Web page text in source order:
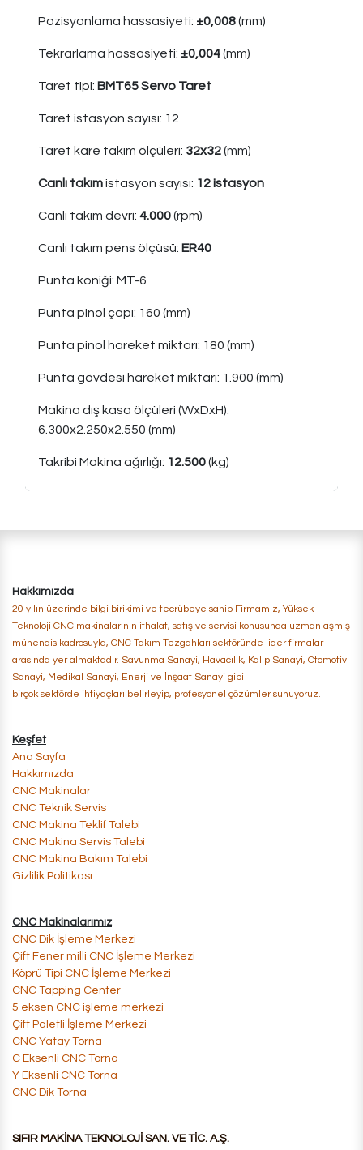
Pozisyonlama hassasiyeti: ±0,008(mm)
Tekrarlama hassasiyeti: ±0,004(mm)
Taret tipi: BMT65 Servo Taret
Taret istasyon sayısı: 12
Taret kare takım ölçüleri: 32x32(mm)
Canlı takımistasyon sayısı: 12 istasyon
Canlı takım devri: 4.000(rpm)
Canlı takım pens ölçüsü: ER40
Punta koniği: MT-6
Punta pinol çapı: 160 (mm)
Punta pinol hareket miktarı: 180 (mm)
Punta gövdesi hareket miktarı: 1.900 (mm)
Makina dış kasa ölçüleri (WxDxH):
6.300x2.250x2.550 (mm)
Takribi Makina ağırlığı: 12.500(kg)
​Hakkımızda
20 yılın üzerinde bilgi birikimi ve tecrübeye sahip Firmamız, Yüksek
Teknoloji CNC makinalarının ithalat, satış ve servisi konusunda uzmanlaşmış
mühendis kadrosuyla, CNC Takım Tezgahları sektöründe lider firmalar
arasında yer almaktadır. Savunma Sanayi, Havacılık, Kalıp Sanayi, Otomotiv
Sanayi, Medikal Sanayi, Enerji ​ve İnşaat Sanayi gibi
birçok sektörde ihtiyaçları belirleyip, profesyonel çözümler sunuyoruz.
SIFIR MAKİNA TEKNOLOJİ SAN. VE TİC. A.Ş.
CNC Makinalarımız
CNC Dik İşleme Merkezi
Çift Fener milli CNC İşleme Merkezi​
​​Köprü Tipi CNC İşleme Merkezi
​CNC Tapping Center
​5 eksen CNC işleme merkezi
​Çift Paletli İşleme Merkezi
​CNC Yatay Torna
C Eksenli CNC Torna
Y Eksenli CNC Torna
CNC Dik Torna
Keşfet
Ana Sayfa
Hakkımızda
CNC Makinalar
​CNC Teknik Servis
​CNC Makina Teklif Talebi
​CNC Makina Servis Talebi
​CNC Makina Bakım Talebi
Gizlilik Politikası